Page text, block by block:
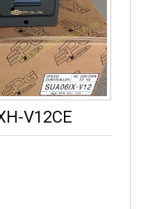
V12CE